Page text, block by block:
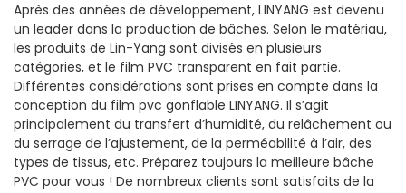
Après des années de développement, LINYANG est devenu
un leader dans la production de bâches. Selon le matériau,
les produits de Lin-Yang sont divisés en plusieurs
catégories, et le film PVC transparent en fait partie.
Différentes considérations sont prises en compte dans la
conception du film pvc gonflable LINYANG. Il s’agit
principalement du transfert d’humidité, du relâchement ou
du serrage de l’ajustement, de la perméabilité à l’air, des
types de tissus, etc. Préparez toujours la meilleure bâche
PVC pour vous ! De nombreux clients sont satisfaits de la